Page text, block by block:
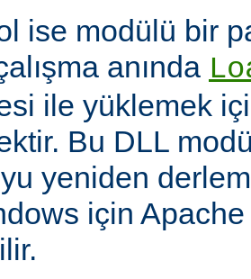
ise modülü bir
anında
ile yüklemek
Bu DLL
yeniden
için